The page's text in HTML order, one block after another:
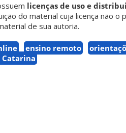
licenças de uso e
do material cuja licença não o
de sua autoria.
ensino remoto
Catarina